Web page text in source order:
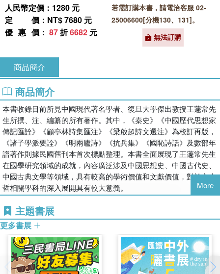
人民幣定價：1280 元
定價 ：NT$ 7680 元
優惠價 ： 87折6682 元
若需訂購本書，請電洽客服 02-
25006600[分機130、131]。
無法訂購
商品簡介
商品簡介
本書收錄目前所見中國現代著名學者、復旦大學傑出教授王蘧常先
生所撰、注、編纂的所有著作。其中，《秦史》《中國歷代思想家
傳記匯詮》《顧亭林詩集匯注》《梁啟超詩文選注》為校訂再版，
《諸子學派要詮》《明兩廬詩》《抗兵集》《國恥詩話》及數部年
譜著作則據民國舊刊本首次標點整理。本書全面展現了王蘧常先生
在國學研究領域的成就，內容廣泛涉及中國思想史、中國古代史、
中國古典文學等領域，具有較高的學術價值和文獻價值，對於文史
哲相關學科的深入展開具有較大意義。
More
主題書展
更多書展